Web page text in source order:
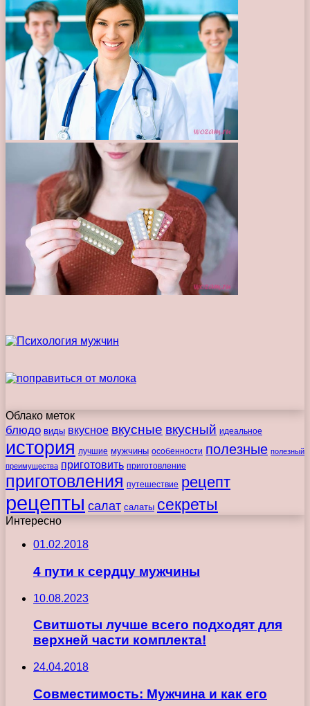
Облако меток
блюдо виды вкусное вкусные вкусный идеальное
история лучшие мужчины особенности полезные полезный
преимущества приготовить приготовление
приготовления путешествие рецепт
рецепты салат салаты секреты
Интересно
01.02.2018
4 пути к сердцу мужчины
10.08.2023
Свитшоты лучше всего подходят для
верхней части комплекта!
24.04.2018
Совместимость: Мужчина и как его